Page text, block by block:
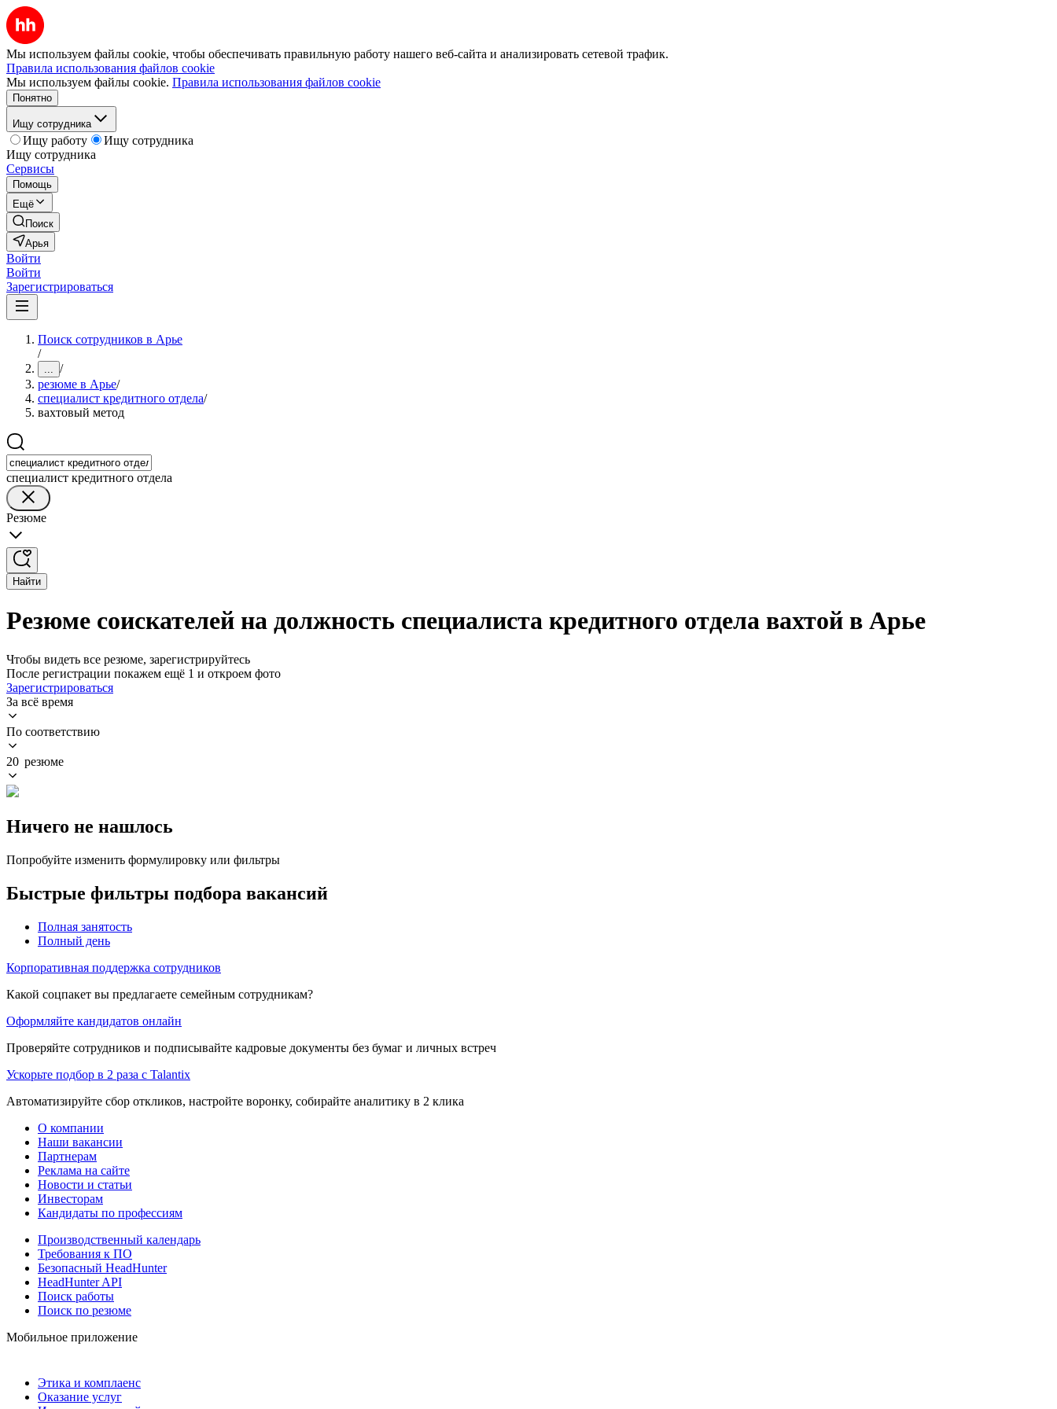
Мы используем файлы cookie, чтобы обеспечивать правильную работу нашего веб-сайта и анализировать сетевой трафик.
Правила использования файлов cookie
Мы используем файлы cookie. Правила использования файлов cookie
Понятно
Ищу сотрудника
Ищу работу
Ищу сотрудника
Ищу сотрудника
Сервисы
Помощь
Ещё
Поиск
Арья
Войти
Войти
Зарегистрироваться
Поиск сотрудников в Арье
/
... /
резюме в Арье/
специалист кредитного отдела/
вахтовый метод
специалист кредитного отдела
Резюме
Найти
Резюме соискателей на должность специалиста кредитного отдела вахтой в Арье
Чтобы видеть все резюме, зарегистрируйтесь
После регистрации покажем ещё 1 и откроем фото
Зарегистрироваться
За всё время
По соответствию
20 резюме
Ничего не нашлось
Попробуйте изменить формулировку или фильтры
Быстрые фильтры подбора вакансий
Полная занятость
Полный день
Корпоративная поддержка сотрудников
Какой соцпакет вы предлагаете семейным сотрудникам?
Оформляйте кандидатов онлайн
Проверяйте сотрудников и подписывайте кадровые документы без бумаг и личных встреч
Ускорьте подбор в 2 раза с Talantix
Автоматизируйте сбор откликов, настройте воронку, собирайте аналитику в 2 клика
О компании
Наши вакансии
Партнерам
Реклама на сайте
Новости и статьи
Инвесторам
Кандидаты по профессиям
Производственный календарь
Требования к ПО
Безопасный HeadHunter
HeadHunter API
Поиск работы
Поиск по резюме
Мобильное приложение
Этика и комплаенс
Оказание услуг